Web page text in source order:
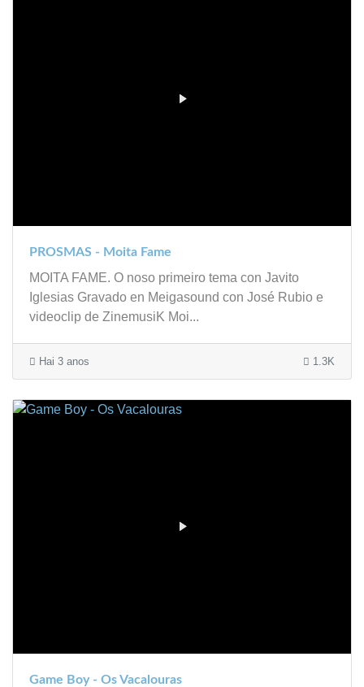
PROSMAS - Moita Fame
MOITA FAME. O noso primeiro tema con Javito
Iglesias Gravado en Meigasound con José Rubio e
videoclip de ZinemusiK Moi...
Hai 3 anos 1.3K
Game Boy - Os Vacalouras